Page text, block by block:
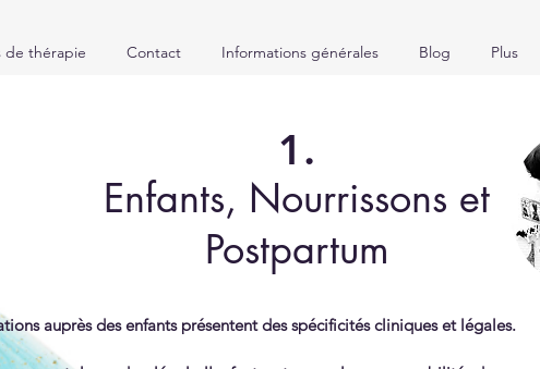
de thérapie Contact Informations générales Blog Plus
1.
Enfants, Nourrissons et
Postpartum
auprès des enfants présentent des spécificités cliniques et légales.